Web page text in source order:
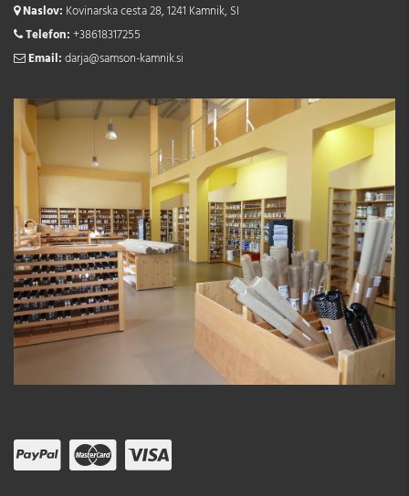
Naslov: Kovinarska cesta 28, 1241 Kamnik, SI
Telefon:+38618317255
Email:darja@samson-kamnik.si